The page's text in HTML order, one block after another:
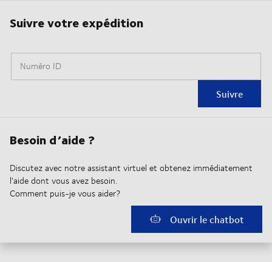
Suivre votre expédition
Numéro ID
Suivre
Besoin d’aide ?
Discutez avec notre assistant virtuel et obtenez immédiatement
l'aide dont vous avez besoin.
Comment puis-je vous aider?
Ouvrir le chatbot